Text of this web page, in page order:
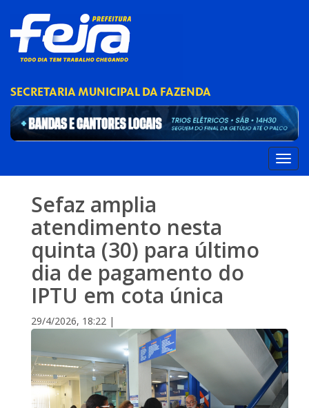
SECRETARIA MUNICIPAL DA FAZENDA
Sefaz amplia
atendimento nesta
quinta (30) para último
dia de pagamento do
IPTU em cota única
29/4/2026, 18:22 |